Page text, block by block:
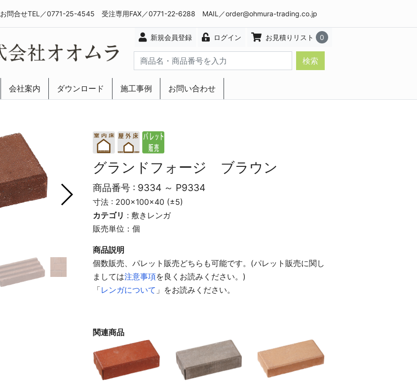
お問合せTEL／0771-25-4545 受注専用FAX／0771-22-6288 MAIL／order@ohmura-trading.co.jp
新規会員登録 ログイン お見積りリスト 0
検索
会社案内 ダウンロード 施工事例 お問い合わせ
グランドフォージ ブラウン
商品番号 : 9334 ～ P9334
寸法 : 200×100×40 (±5)
カテゴリ : 敷きレンガ
販売単位：個
商品説明
個数販売、パレット販売どちらも可能です。(パレット販売に関し
ましては注意事項を良くお読みください。)
「レンガについて 」をお読みください。
関連商品